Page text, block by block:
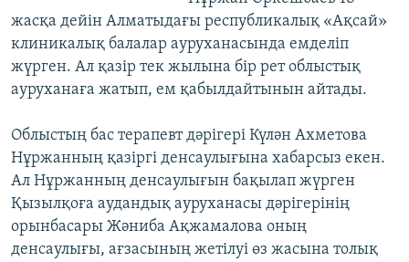
жасқа дейін Алматыдағы республикалық «Ақсай»
клиникалық балалар ауруханасында емделіп
жүрген. Ал қазір тек жылына бір рет облыстық
ауруханаға жатып, ем қабылдайтынын айтады.
Облыстың бас терапевт дәрігері Күлән Ахметова
Нұржанның қазіргі денсаулығына хабарсыз екен.
Ал Нұржанның денсаулығын бақылап жүрген
Қызылқоға аудандық ауруханасы дәрігерінің
орынбасары Жәниба Ақжамалова оның
денсаулығы, ағзасының жетілуі өз жасына толық